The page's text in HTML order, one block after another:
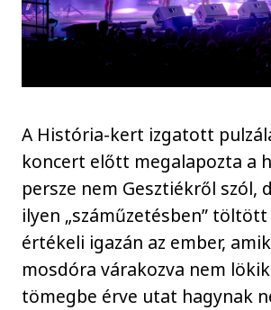
A História-kert izgatott
koncert előtt megalapozta a
persze nem Gesztiékről szól,
ilyen „száműzetésben”
értékeli igazán az ember,
mosdóra várakozva nem
tömegbe érve utat hagynak